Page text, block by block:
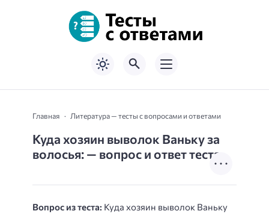
Главная Литература — тесты с вопросами и ответами
Куда хозяин выволок Ваньку за
волосья: — вопрос и ответ теста
Вопрос из теста: Куда хозяин выволок Ваньку